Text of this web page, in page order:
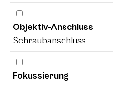
Objektiv-Anschluss
Schraubanschluss
Fokussierung